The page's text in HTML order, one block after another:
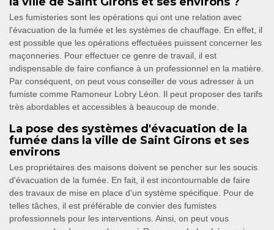
Les fumisteries sont les opérations qui ont une relation avec
l'évacuation de la fumée et les systèmes de chauffage. En effet, il
est possible que les opérations effectuées puissent concerner les
maçonneries. Pour effectuer ce genre de travail, il est
indispensable de faire confiance à un professionnel en la matière.
Par conséquent, on peut vous conseiller de vous adresser à un
fumiste comme Ramoneur Lobry Léon. Il peut proposer des tarifs
très abordables et accessibles à beaucoup de monde.
La pose des systèmes d'évacuation de la
fumée dans la ville de Saint Girons et ses
environs
Les propriétaires des maisons doivent se pencher sur les soucis
d'évacuation de la fumée. En fait, il est incontournable de faire
des travaux de mise en place d'un système spécifique. Pour de
telles tâches, il est préférable de convier des fumistes
professionnels pour les interventions. Ainsi, on peut vous